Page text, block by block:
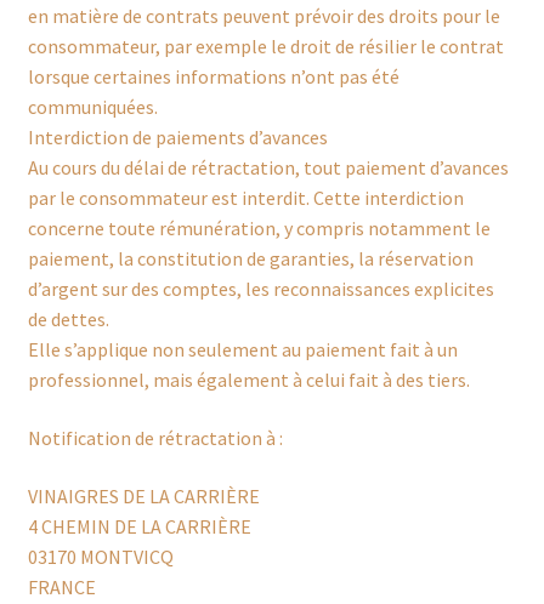
en matière de contrats peuvent prévoir des droits pour le
consommateur, par exemple le droit de résilier le contrat
lorsque certaines informations n’ont pas été
communiquées.
Interdiction de paiements d’avances
Au cours du délai de rétractation, tout paiement d’avances
par le consommateur est interdit. Cette interdiction
concerne toute rémunération, y compris notamment le
paiement, la constitution de garanties, la réservation
d’argent sur des comptes, les reconnaissances explicites
de dettes.
Elle s’applique non seulement au paiement fait à un
professionnel, mais également à celui fait à des tiers.
Notification de rétractation à :
VINAIGRES DE LA CARRIÈRE
4 CHEMIN DE LA CARRIÈRE
03170 MONTVICQ
FRANCE